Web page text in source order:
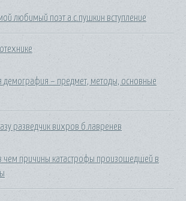
любимый поэт а.с.пушкин вступление
демография – предмет, методы, основные
разведчик вихров б.лавренев
чем причины катастрофы произошедшей в